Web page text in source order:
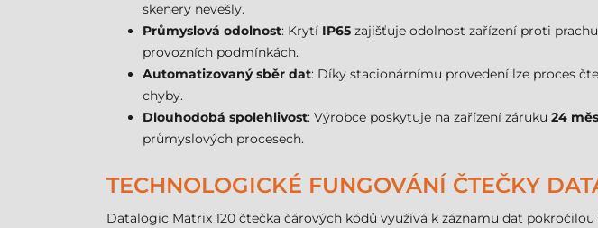
skenery nevešly.
Průmyslová odolnost: Krytí IP65 zajišťuje odolnost zařízení proti
provozních podmínkách.
Automatizovaný sběr dat: Díky stacionárnímu provedení lze proces
chyby.
Dlouhodobá spolehlivost: Výrobce poskytuje na zařízení záruku 24
průmyslových procesech.
TECHNOLOGICKÉ FUNGOVÁNÍ ČTEČKY
Datalogic Matrix 120 čtečka čárových kódů využívá k záznamu dat